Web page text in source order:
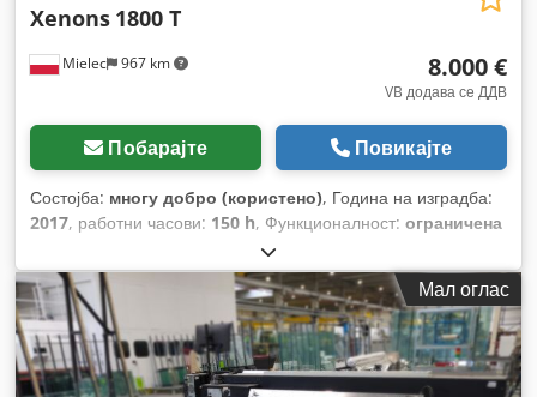
Mielec 967 km
Xenons 1800 T
8.000 €
VB додава се ДДВ
Побарајте Повикајте
Состојба: многу добро (користено), Година на изградба:
2017, работни часови: 150 h, Функционалност: ограничена
Мал оглас